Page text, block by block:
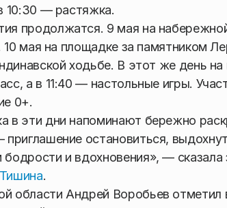
10:30 — растяжка.
продолжатся. 9 мая на
10 мая на площадке за памятником
ходьбе. В этот же день
а в 11:40 — настольные игры.
0+.
в эти дни напоминают бережно
остановиться,
и вдохновения», — сказала
Тишина.
области Андрей Воробьев отметил